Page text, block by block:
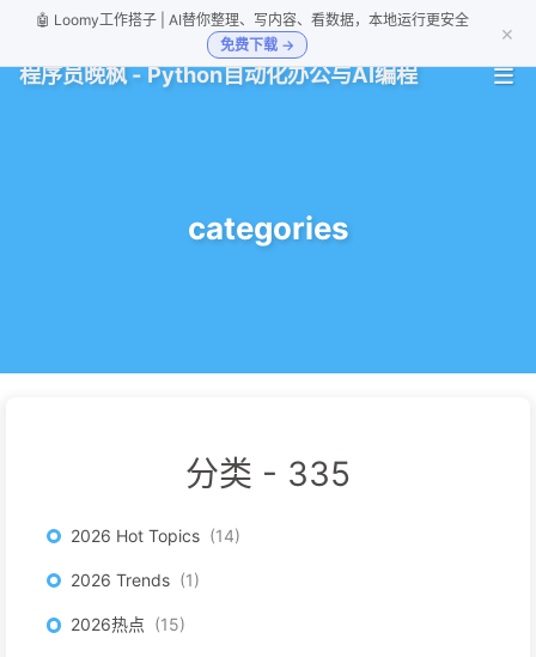
🤖 Loomy工作搭子 | AI替你整理、写内容、看数据，本地运行更安全
免费下载 →
×
程序员晚枫 - Python自动化办公与AI编程
categories
分类 - 335
2026 Hot Topics 14
2026 Trends 1
2026热点 15